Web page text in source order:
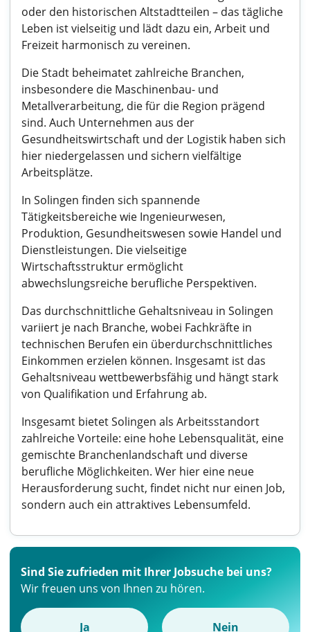
oder den historischen Altstadtteilen – das tägliche
Leben ist vielseitig und lädt dazu ein, Arbeit und
Freizeit harmonisch zu vereinen.
Die Stadt beheimatet zahlreiche Branchen,
insbesondere die Maschinenbau- und
Metallverarbeitung, die für die Region prägend
sind. Auch Unternehmen aus der
Gesundheitswirtschaft und der Logistik haben sich
hier niedergelassen und sichern vielfältige
Arbeitsplätze.
In Solingen finden sich spannende
Tätigkeitsbereiche wie Ingenieurwesen,
Produktion, Gesundheitswesen sowie Handel und
Dienstleistungen. Die vielseitige
Wirtschaftsstruktur ermöglicht
abwechslungsreiche berufliche Perspektiven.
Das durchschnittliche Gehaltsniveau in Solingen
variiert je nach Branche, wobei Fachkräfte in
technischen Berufen ein überdurchschnittliches
Einkommen erzielen können. Insgesamt ist das
Gehaltsniveau wettbewerbsfähig und hängt stark
von Qualifikation und Erfahrung ab.
Insgesamt bietet Solingen als Arbeitsstandort
zahlreiche Vorteile: eine hohe Lebensqualität, eine
gemischte Branchenlandschaft und diverse
berufliche Möglichkeiten. Wer hier eine neue
Herausforderung sucht, findet nicht nur einen Job,
sondern auch ein attraktives Lebensumfeld.
Sind Sie zufrieden mit Ihrer Jobsuche bei uns?
Wir freuen uns von Ihnen zu hören.
Ja Nein